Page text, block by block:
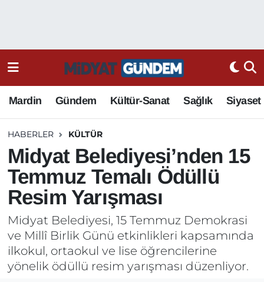
Mardin Gündem Kültür-Sanat Sağlık Siyaset
HABERLER KÜLTÜR
Midyat Belediyesi’nden 15
Temmuz Temalı Ödüllü
Resim Yarışması
Midyat Belediyesi, 15 Temmuz Demokrasi
ve Millî Birlik Günü etkinlikleri kapsamında
ilkokul, ortaokul ve lise öğrencilerine
yönelik ödüllü resim yarışması düzenliyor.